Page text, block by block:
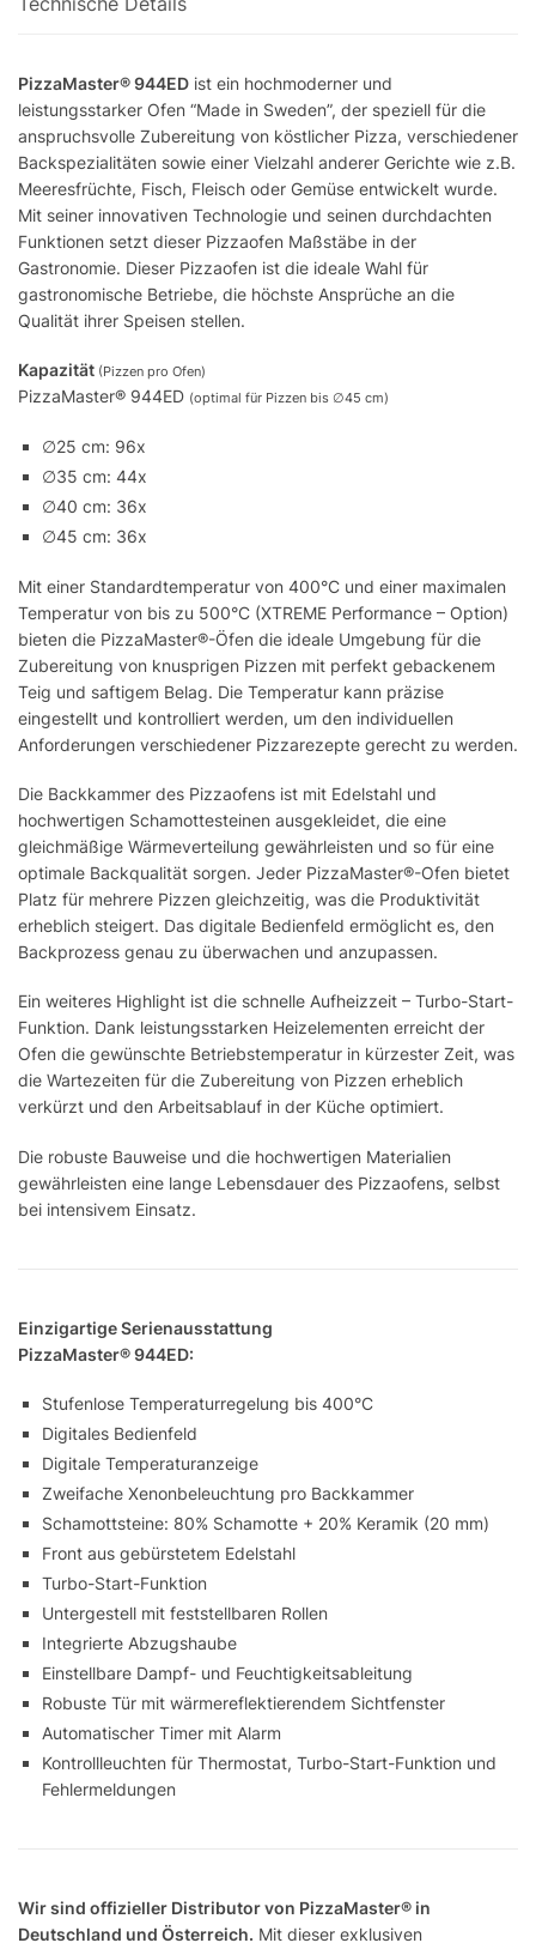
PizzaMaster® 944ED ist ein hochmoderner und
leistungsstarker Ofen “Made in Sweden”, der speziell für die
anspruchsvolle Zubereitung von köstlicher Pizza, verschiedener
Backspezialitäten sowie einer Vielzahl anderer Gerichte wie z.B.
Meeresfrüchte, Fisch, Fleisch oder Gemüse entwickelt wurde.
Mit seiner innovativen Technologie und seinen durchdachten
Funktionen setzt dieser Pizzaofen Maßstäbe in der
Gastronomie. Dieser Pizzaofen ist die ideale Wahl für
gastronomische Betriebe, die höchste Ansprüche an die
Qualität ihrer Speisen stellen.
Kapazität (Pizzen pro Ofen)
PizzaMaster® 944ED (optimal für Pizzen bis ∅45 cm)
∅25 cm: 96x
∅35 cm: 44x
∅40 cm: 36x
∅45 cm: 36x
Mit einer Standardtemperatur von 400°C und einer maximalen
Temperatur von bis zu 500°C (XTREME Performance – Option)
bieten die PizzaMaster®-Öfen die ideale Umgebung für die
Zubereitung von knusprigen Pizzen mit perfekt gebackenem
Teig und saftigem Belag. Die Temperatur kann präzise
eingestellt und kontrolliert werden, um den individuellen
Anforderungen verschiedener Pizzarezepte gerecht zu werden.
Die Backkammer des Pizzaofens ist mit Edelstahl und
hochwertigen Schamottesteinen ausgekleidet, die eine
gleichmäßige Wärmeverteilung gewährleisten und so für eine
optimale Backqualität sorgen. Jeder PizzaMaster®-Ofen bietet
Platz für mehrere Pizzen gleichzeitig, was die Produktivität
erheblich steigert. Das digitale Bedienfeld ermöglicht es, den
Backprozess genau zu überwachen und anzupassen.
Ein weiteres Highlight ist die schnelle Aufheizzeit – Turbo-Start-
Funktion. Dank leistungsstarken Heizelementen erreicht der
Ofen die gewünschte Betriebstemperatur in kürzester Zeit, was
die Wartezeiten für die Zubereitung von Pizzen erheblich
verkürzt und den Arbeitsablauf in der Küche optimiert.
Die robuste Bauweise und die hochwertigen Materialien
gewährleisten eine lange Lebensdauer des Pizzaofens, selbst
bei intensivem Einsatz.
EinzigartigeSerienausstattung
PizzaMaster® 944ED:
Stufenlose Temperaturregelung bis 400°C
Digitales Bedienfeld
Digitale Temperaturanzeige
Zweifache Xenonbeleuchtung pro Backkammer
Schamottsteine: 80% Schamotte + 20% Keramik (20 mm)
Front aus gebürstetem Edelstahl
Turbo-Start-Funktion
Untergestell mit feststellbaren Rollen
Integrierte Abzugshaube
Einstellbare Dampf- und Feuchtigkeitsableitung
Robuste Tür mit wärmereflektierendem Sichtfenster
Automatischer Timer mit Alarm
Kontrollleuchten für Thermostat, Turbo-Start-Funktion und
Fehlermeldungen
Wir sind offizieller Distributor von PizzaMaster® in
Deutschland und Österreich. Mit dieser exklusiven